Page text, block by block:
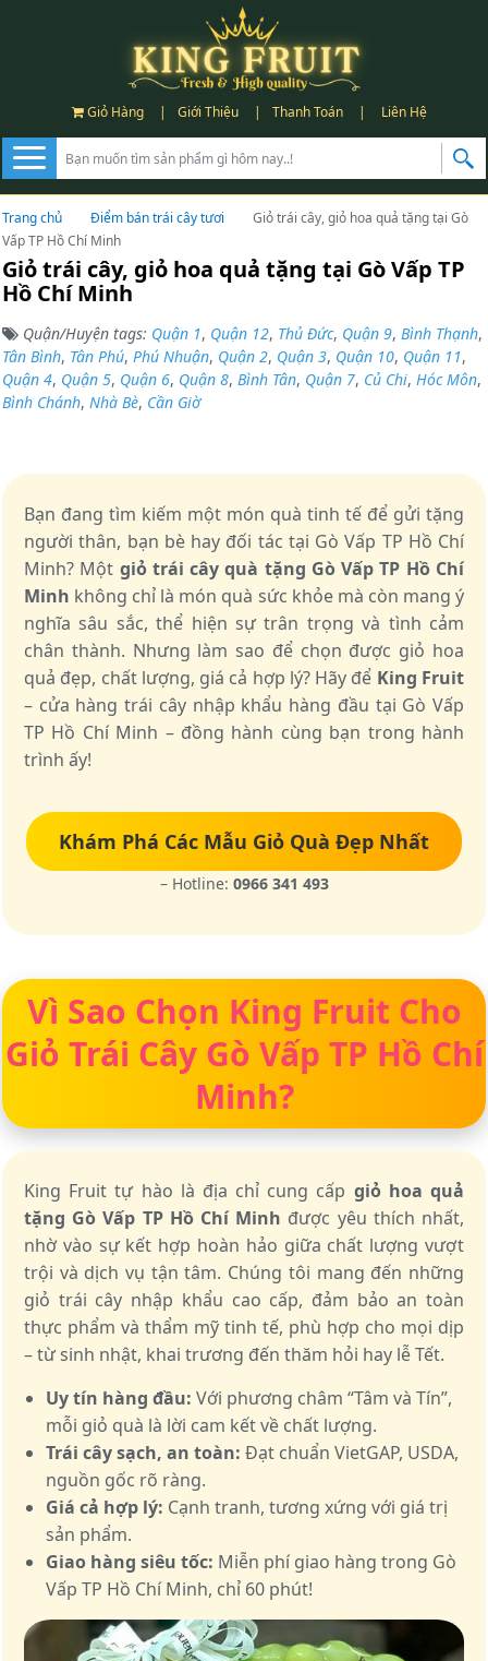
Giỏ Hàng | Giới Thiệu | Thanh Toán | Liên Hệ
Trang chủ Điểm bán trái cây tươi
Giỏ trái cây, giỏ hoa quả tặng tại Gò
Vấp TP Hồ Chí Minh
Giỏ trái cây, giỏ hoa quả tặng tại Gò Vấp TP
Hồ Chí Minh
Quận/Huyện tags: Quận 1, Quận 12, Thủ Đức, Quận 9, Bình Thạnh,
Tân Bình, Tân Phú, Phú Nhuận, Quận 2, Quận 3, Quận 10, Quận 11,
Quận 4, Quận 5, Quận 6, Quận 8, Bình Tân, Quận 7, Củ Chi, Hóc Môn,
Bình Chánh, Nhà Bè, Cần Giờ
Bạn đang tìm kiếm một món quà tinh tế để gửi tặng
người thân, bạn bè hay đối tác tại Gò Vấp TP Hồ Chí
Minh? Một giỏ trái cây quà tặng Gò Vấp TP Hồ Chí
Minh không chỉ là món quà sức khỏe mà còn mang ý
nghĩa sâu sắc, thể hiện sự trân trọng và tình cảm
chân thành. Nhưng làm sao để chọn được giỏ hoa
quả đẹp, chất lượng, giá cả hợp lý? Hãy để King Fruit
– cửa hàng trái cây nhập khẩu hàng đầu tại Gò Vấp
TP Hồ Chí Minh – đồng hành cùng bạn trong hành
trình ấy!
Khám Phá Các Mẫu Giỏ Quà Đẹp Nhất
– Hotline: 0966 341 493
Vì Sao Chọn King Fruit Cho
Giỏ Trái Cây Gò Vấp TP Hồ Chí
Minh?
King Fruit tự hào là địa chỉ cung cấp giỏ hoa quả
tặng Gò Vấp TP Hồ Chí Minh được yêu thích nhất,
nhờ vào sự kết hợp hoàn hảo giữa chất lượng vượt
trội và dịch vụ tận tâm. Chúng tôi mang đến những
giỏ trái cây nhập khẩu cao cấp, đảm bảo an toàn
thực phẩm và thẩm mỹ tinh tế, phù hợp cho mọi dịp
– từ sinh nhật, khai trương đến thăm hỏi hay lễ Tết.
Uy tín hàng đầu: Với phương châm “Tâm và Tín”,
mỗi giỏ quà là lời cam kết về chất lượng.
Trái cây sạch, an toàn: Đạt chuẩn VietGAP, USDA,
nguồn gốc rõ ràng.
Giá cả hợp lý: Cạnh tranh, tương xứng với giá trị
sản phẩm.
Giao hàng siêu tốc: Miễn phí giao hàng trong Gò
Vấp TP Hồ Chí Minh, chỉ 60 phút!